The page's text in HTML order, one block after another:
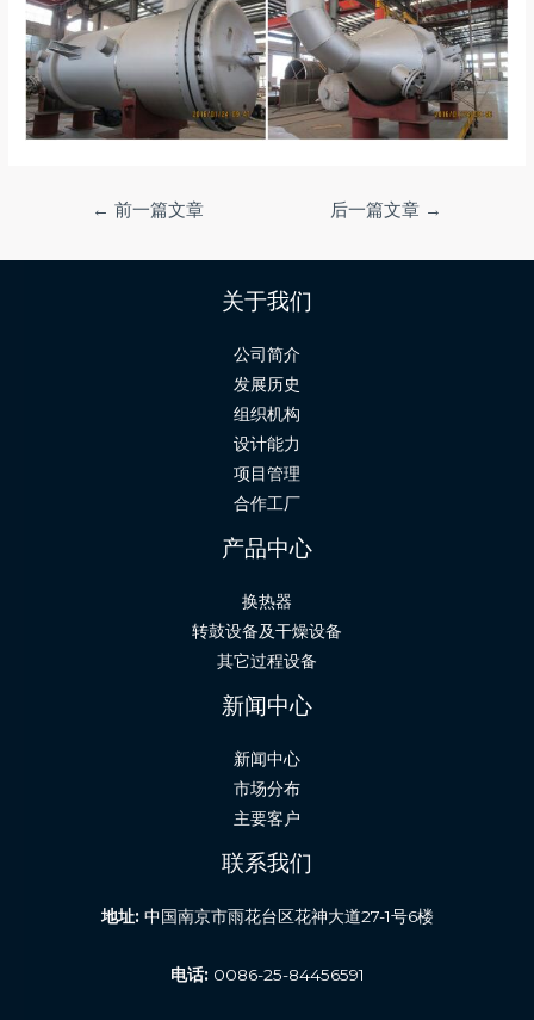
← 前一篇文章 后一篇文章 →
关于我们
公司简介
发展历史
组织机构
设计能力
项目管理
合作工厂
产品中心
换热器
转鼓设备及干燥设备
其它过程设备
新闻中心
新闻中心
市场分布
主要客户
联系我们
地址: 中国南京市雨花台区花神大道27-1号6楼
电话: 0086-25-84456591